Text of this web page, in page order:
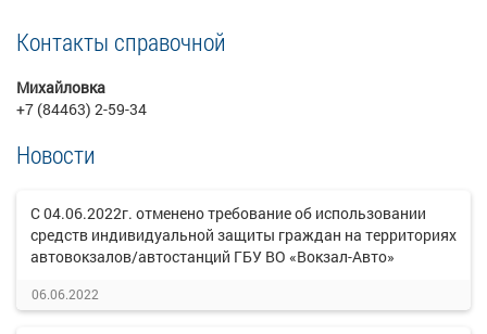
Контакты справочной
Михайловка
+7 (84463) 2-59-34
Новости
С 04.06.2022г. отменено требование об использовании
средств индивидуальной защиты граждан на территориях
автовокзалов/автостанций ГБУ ВО «Вокзал-Авто»
06.06.2022